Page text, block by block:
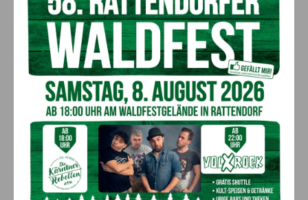
Zimmermannsarbeiten erledigte die Firma Hofer Holzbau, die
Baumeisterarbeiten das Unternehmen Seiwald Bau GmbH. Für
bequeme Wellnessliegen sorgt die Exito GmbH. Die Planung
und Bauleitung hatte das Planungsbüro Spuller GmbH über.